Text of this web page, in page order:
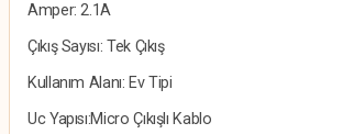
Amper: 2.1A
Çıkış Sayısı: Tek Çıkış
Kullanım Alanı: Ev Tipi
Uc Yapısı:Micro Çıkışlı Kablo